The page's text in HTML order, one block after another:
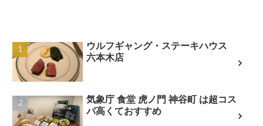
ウルフギャング・ステーキハウス
六本木店
気象庁 食堂 虎ノ門 神谷町 は超コス
パ高くておすすめ